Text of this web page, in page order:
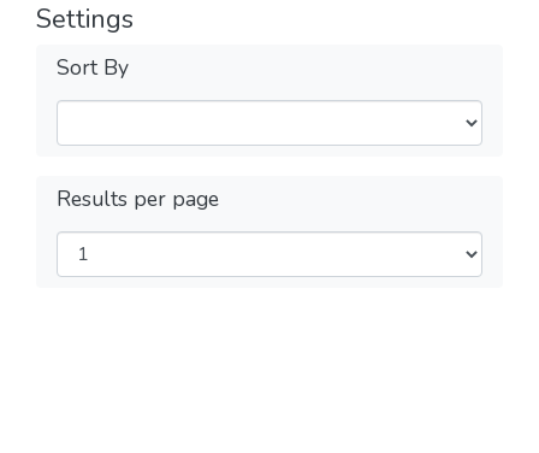
Settings
Sort By
Results per page